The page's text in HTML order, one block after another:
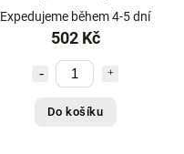
0299
Expedujeme během 4-5 dní
502 Kč
Do košíku